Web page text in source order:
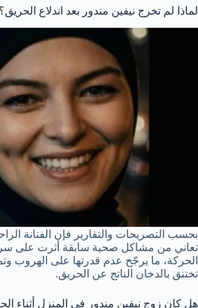
لماذا لم تخرج نيفين مندور بعد اندلاع الحريق؟
بحسب التصريحات والتقارير فإن الفنانة
تعاني من مشاكل صحية سابقة أثرت على
الحركة، ما يرجّح عدم قدرتها على الهروب
تختنق بالدخان الناتج عن الحريق.
هل كان زوج نيفين مندور في المنزل أثناء